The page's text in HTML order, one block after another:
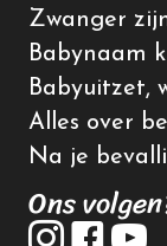
Zwanger
Babynaam
Babyuitzet,
Alles over
Na je
Ons